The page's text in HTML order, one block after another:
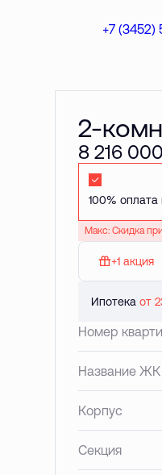
+7 (3452)
2-
8 216
Стандартная
Макс: Скидка
+1 акция
Ипотека от
Номер
Название ЖК
Корпус
Секция